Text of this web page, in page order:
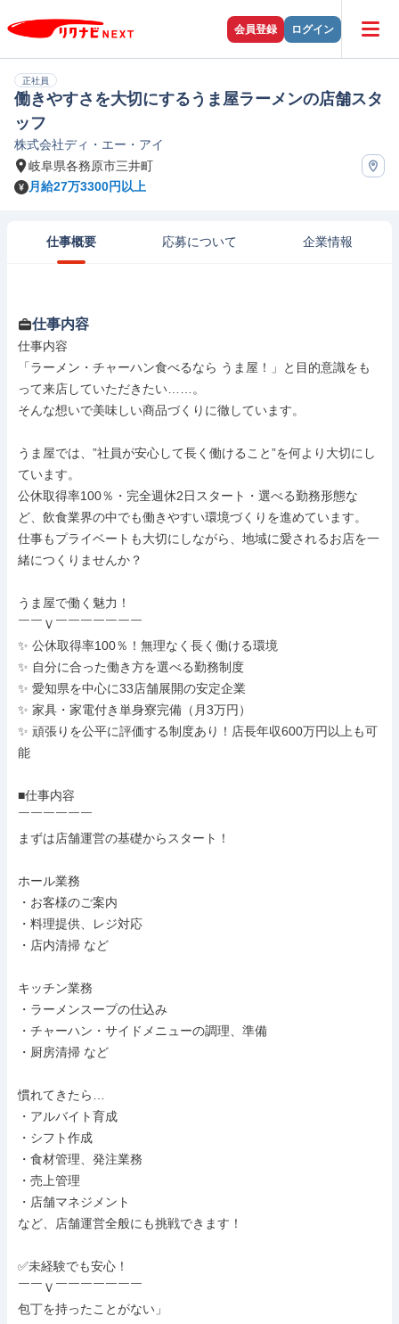
会員登録 ログイン
正社員
働きやすさを大切にするうま屋ラーメンの店舗スタ
ッフ
株式会社ディ・エー・アイ
岐阜県各務原市三井町
月給27万3300円以上
仕事概要 応募について 企業情報
仕事内容
仕事内容
「ラーメン・チャーハン食べるなら うま屋！」と目的意識をも
って来店していただきたい……。
そんな想いで美味しい商品づくりに徹しています。
うま屋では、”社員が安心して長く働けること”を何より大切にし
ています。
公休取得率100％・完全週休2日スタート・選べる勤務形態な
ど、飲食業界の中でも働きやすい環境づくりを進めています。
仕事もプライベートも大切にしながら、地域に愛されるお店を一
緒につくりませんか？
うま屋で働く魅力！
￣￣Ｖ￣￣￣￣￣￣￣
✨ 公休取得率100％！無理なく長く働ける環境
✨ 自分に合った働き方を選べる勤務制度
✨ 愛知県を中心に33店舗展開の安定企業
✨ 家具・家電付き単身寮完備（月3万円）
✨ 頑張りを公平に評価する制度あり！店長年収600万円以上も可
能
■仕事内容
￣￣￣￣￣￣
まずは店舗運営の基礎からスタート！
ホール業務
・お客様のご案内
・料理提供、レジ対応
・店内清掃 など
キッチン業務
・ラーメンスープの仕込み
・チャーハン・サイドメニューの調理、準備
・厨房清掃 など
慣れてきたら…
・アルバイト育成
・シフト作成
・食材管理、発注業務
・売上管理
・店舗マネジメント
など、店舗運営全般にも挑戦できます！
✅未経験でも安心！
￣￣Ｖ￣￣￣￣￣￣￣
包丁を持ったことがない」